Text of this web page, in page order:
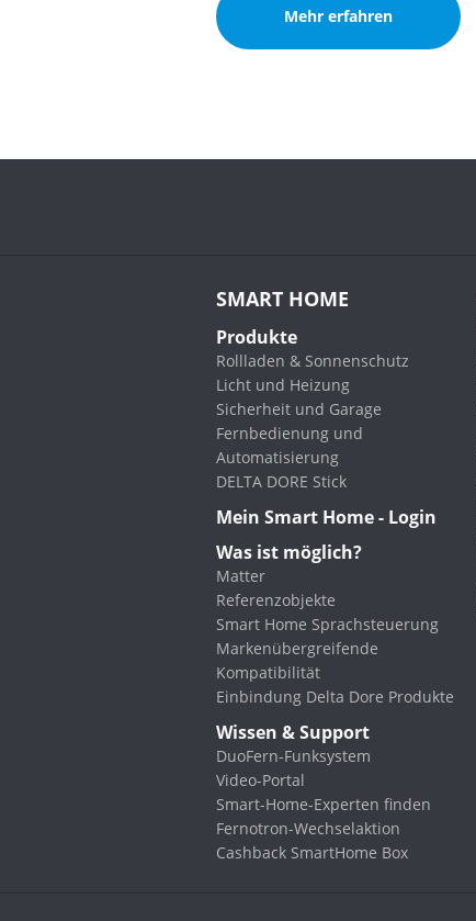
Mehr erfahren
SMART HOME
Produkte
Rollladen & Sonnenschutz
Licht und Heizung
Sicherheit und Garage
Fernbedienung und
Automatisierung
DELTA DORE Stick
Mein Smart Home - Login
Was ist möglich?
Matter
Referenzobjekte
Smart Home Sprachsteuerung
Markenübergreifende
Kompatibilität
Einbindung Delta Dore Produkte
Wissen & Support
DuoFern-Funksystem
Video-Portal
Smart-Home-Experten finden
Fernotron-Wechselaktion
Cashback SmartHome Box